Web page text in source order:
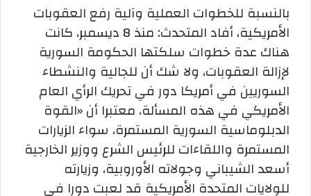
بالنسبة للخطوات العملية وآلية رفع العقوبات
الأمريكية، أفاد المتحدث: منذ 8 ديسمبر، كانت
هناك عدة خطوات سلكتها الحكومة السورية
لإزالة العقوبات، ولا شك أن للجالية والنشطاء
السوريين في أمريكا دور في تحريك الرأي العام
الأمريكي في هذه المسألة، معتبرا أن «القوة
الدبلوماسية السورية المستمرة، سواء الزيارات
المستمرة واللقاءات للرئيس الشرع ووزير الخارجية
أسعد الشيباني وجولاته الأوروبية، وزيارته
للولايات المتحدة الأمريكية قد لعبت دورا في